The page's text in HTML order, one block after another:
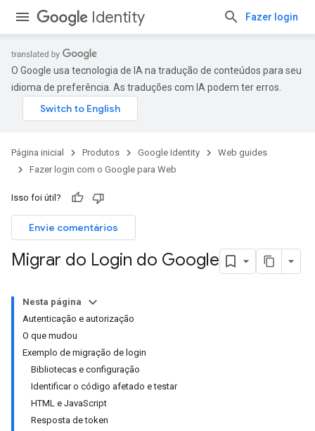
Identity Fazer login
O Google usa tecnologia de IA na tradução de conteúdos para seu
idioma de preferência. As traduções com IA podem ter erros.
Página inicial Produtos Google Identity
Web guides
Fazer login com o Google para Web
Isso foi útil?
Envie comentários
Migrar do Login do Google
Nesta página
Autenticação e autorização
O que mudou
Exemplo de migração de login
Bibliotecas e configuração
Identificar o código afetado e testar
HTML e JavaScript
Resposta de token